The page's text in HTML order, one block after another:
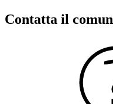
Contatta il